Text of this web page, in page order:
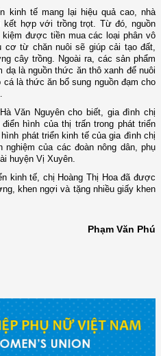
kinh tế mang lại hiệu quả cao, nhà
kết hợp với trồng trọt. Từ đó, nguồn
được tiền mua các loại phân vô
cơ từ chăn nuôi sẽ giúp cải tạo đất,
cây trồng. Ngoài ra, các sản phẩm
là nguồn thức ăn thô xanh để nuôi
là thức ăn bổ sung nguồn đạm cho
Hà Văn Nguyên cho biết, gia đình chị
hình của thị trấn trong phát triển
phát triển kinh tế của gia đình chị
của các đoàn nông dân, phụ
huyện Vị Xuyên.
kinh tế, chị Hoàng Thị Hoa đã được
khen ngợi và tặng nhiều giấy khen
Phạm Văn Phú